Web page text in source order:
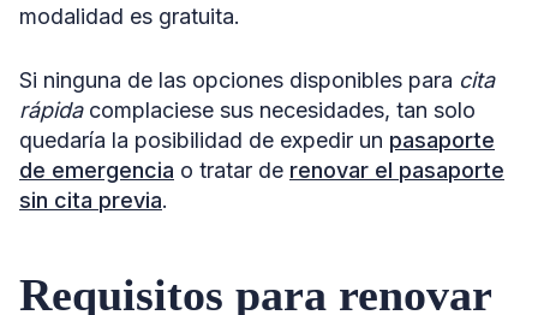
modalidad es gratuita.
Si ninguna de las opciones disponibles para cita
rápida complaciese sus necesidades, tan solo
quedaría la posibilidad de expedir un pasaporte
de emergencia o tratar de renovar el pasaporte
sin cita previa.
Requisitos para renovar